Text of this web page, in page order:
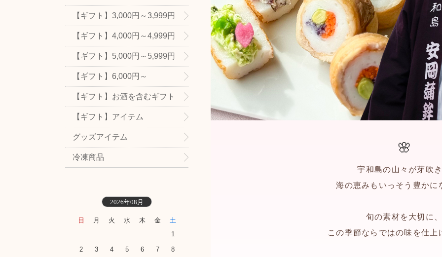
宇和島の山々が芽吹
海の恵みもいっそう豊かに
旬の素材を大切に
この季節ならではの味を仕上
【ギフト】3,000円～3,999円
【ギフト】4,000円～4,999円
【ギフト】5,000円～5,999円
【ギフト】6,000円～
【ギフト】お酒を含むギフト
【ギフト】アイテム
グッズアイテム
冷凍商品
2026年08月
日 月 火 水 木 金
土
1
2 3 4 5 6 7 8